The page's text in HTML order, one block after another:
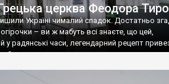
церква Феодора
Україні чималий спадок. Достатньо
огірочки – ви ж мабуть всі знаєте, що цей,
у радянські часи, легендарний рецепт